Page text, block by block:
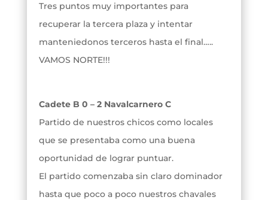
Tres puntos muy importantes para
recuperar la tercera plaza y intentar
manteniedonos terceros hasta el final…..
VAMOS NORTE!!!
Cadete B 0 – 2 Navalcarnero C
Partido de nuestros chicos como locales
que se presentaba como una buena
oportunidad de lograr puntuar.
El partido comenzaba sin claro dominador
hasta que poco a poco nuestros chavales